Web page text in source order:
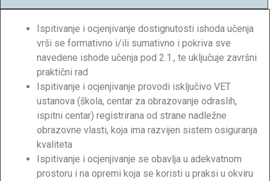
Ispitivanje i ocjenjivanje dostignutosti ishoda učenja
vrši se formativno i/ili sumativno i pokriva sve
navedene ishode učenja pod 2.1., te uključuje završni
praktični rad
Ispitivanje i ocjenjivanje provodi isključivo VET
ustanova (škola, centar za obrazovanje odraslih,
ispitni centar) registrirana od strane nadležne
obrazovne vlasti, koja ima razvijen sistem osiguranja
kvaliteta
Ispitivanje i ocjenjivanje se obavlja u adekvatnom
prostoru i na opremi koja se koristi u praksi u okviru